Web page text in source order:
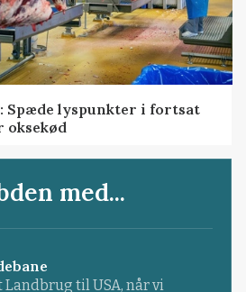
lyspunkter i fortsat
oksekød
med...
til USA, når vi